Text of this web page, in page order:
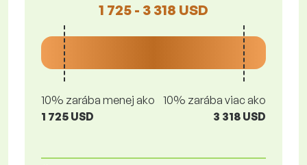
1 725 - 3 318 USD
10% zarába menej ako
1 725 USD
10% zarába viac ako
3 318 USD